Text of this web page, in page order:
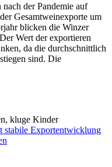
der Pandemie auf
Gesamtweinexporte um
blicken die Winzer
Wert der exportieren
da die durchschnittlich
sind. Die
stabile Exportentwicklung